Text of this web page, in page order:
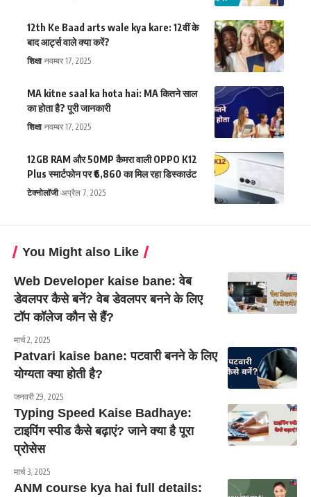
12th Ke Baad arts wale kya kare: 12वीं के
बाद आर्ट्स वाले क्या करें?
शिक्षा नवम्बर 17, 2025
MA kitne saal ka hota hai: MA कितने साल
का होता है? पूरी जानकारी
शिक्षा नवम्बर 17, 2025
12GB RAM और 50MP कैमरा वाली OPPO K12
Plus स्मार्टफोन पर ₹6,860 का मिल रहा डिस्काउंट
टेक्नोलॉजी अप्रैल 7, 2025
You Might also Like
Web Developer kaise bane: वेब
डेवलपर कैसे बनें? वेब डेवलपर बनने के लिए
टॉप कॉलेज कौन से हैं?
मार्च 2, 2025
Patvari kaise bane: पटवारी बनने के लिए
योग्यता क्या होती है?
जनवरी 29, 2025
Typing Speed Kaise Badhaye:
टाइपिंग स्पीड कैसे बढ़ाएं? जाने क्या है पूरा
प्रोसेस
मार्च 3, 2025
ANM course kya hai full details: